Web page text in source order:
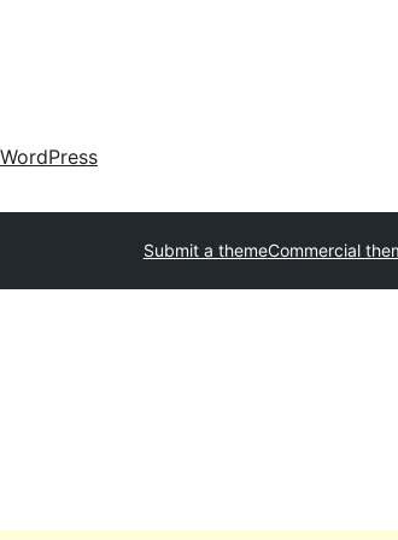
Submit a themeCommercial